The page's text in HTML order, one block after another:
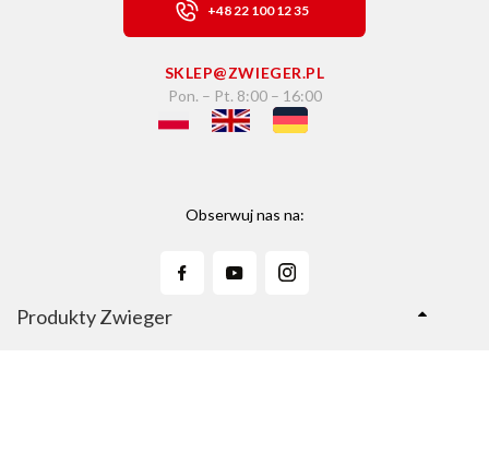
+48 22 100 12 35
SKLEP@ZWIEGER.PL
Pon. – Pt. 8:00 – 16:00
Obserwuj nas na:
Produkty Zwieger